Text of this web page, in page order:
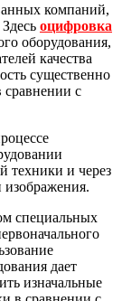
компаний,
оцифровка
оборудования,
качества
существенно
сравнении с
техники и через
специальных
дает
изначальные